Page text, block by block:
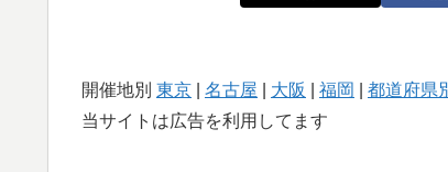
開催地別 東京 名古屋 大阪 福岡
都道府県
当サイトは広告を利用してます